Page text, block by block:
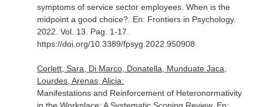
symptoms of service sector employees. When is the
midpoint a good choice?. En: Frontiers in Psychology.
2022. Vol. 13. Pag. 1-17.
https://doi.org/10.3389/fpsyg.2022.950908
Corlett, Sara, Di Marco, Donatella, Munduate Jaca,
Lourdes, Arenas, Alicia:
Manifestations and Reinforcement of Heteronormativity